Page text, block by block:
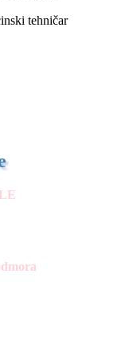
tehničar